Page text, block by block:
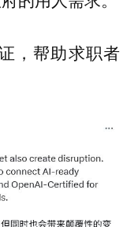
，帮助求职者